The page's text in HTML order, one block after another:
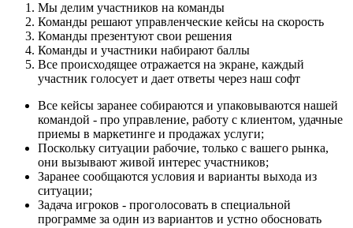
Мы делим участников на команды
Команды решают управленческие кейсы на скорость
Команды презентуют свои решения
Команды и участники набирают баллы
Все происходящее отражается на экране, каждый
участник голосует и дает ответы через наш софт
Все кейсы заранее собираются и упаковываются нашей
командой - про управление, работу с клиентом, удачные
приемы в маркетинге и продажах услуги;
Поскольку ситуации рабочие, только с вашего рынка,
они вызывают живой интерес участников;
Заранее сообщаются условия и варианты выхода из
ситуации;
Задача игроков - проголосовать в специальной
программе за один из вариантов и устно обосновать